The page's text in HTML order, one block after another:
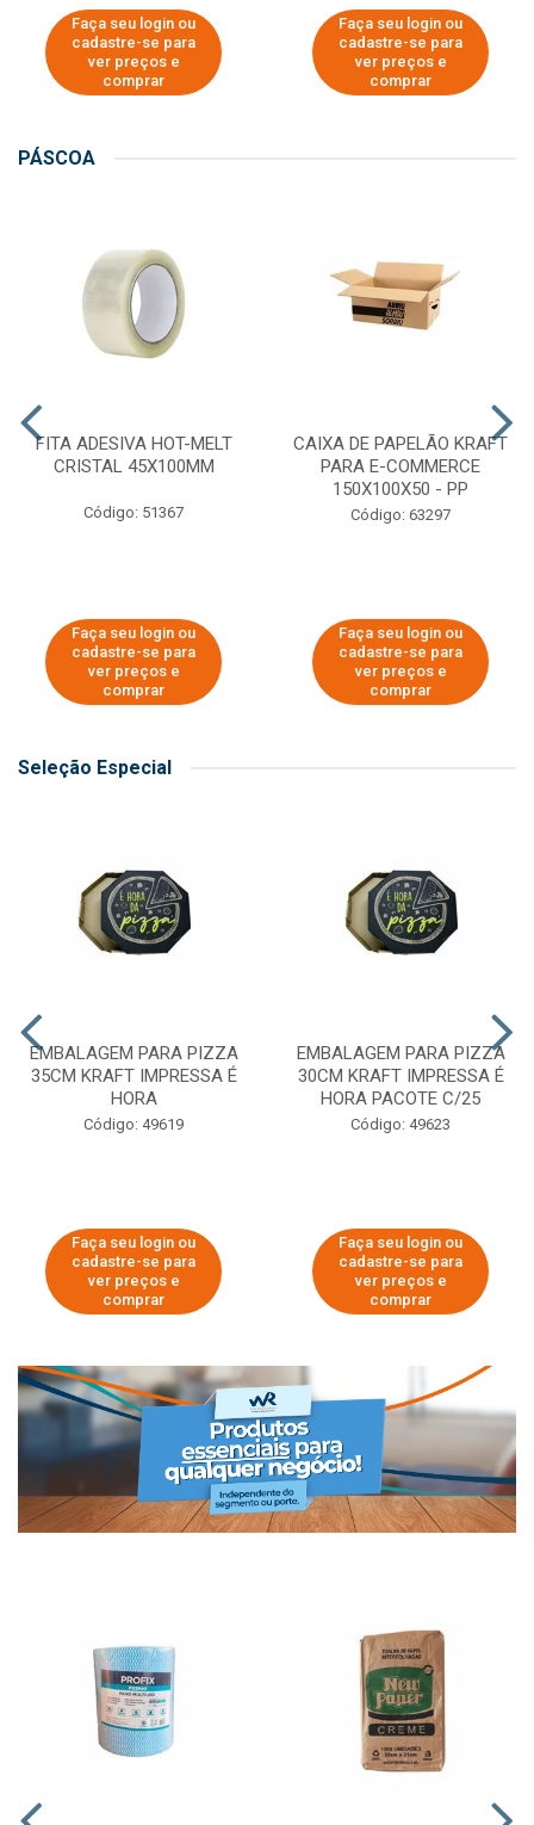
Faça seu login ou
cadastre-se para
ver preços e
comprar
Faça seu login ou
cadastre-se para
ver preços e
comprar
PÁSCOA
FITA ADESIVA HOT-MELT
CRISTAL 45X100MM
Código: 51367
Faça seu login ou
cadastre-se para
ver preços e
comprar
CAIXA DE PAPELÃO KRAFT
PARA E-COMMERCE
150X100X50 - PP
Código: 63297
Faça seu login ou
cadastre-se para
ver preços e
comprar
Seleção Especial
EMBALAGEM PARA PIZZA
35CM KRAFT IMPRESSA É
HORA
Código: 49619
Faça seu login ou
cadastre-se para
ver preços e
comprar
EMBALAGEM PARA PIZZA
30CM KRAFT IMPRESSA É
HORA PACOTE C/25
Código: 49623
Faça seu login ou
cadastre-se para
ver preços e
comprar